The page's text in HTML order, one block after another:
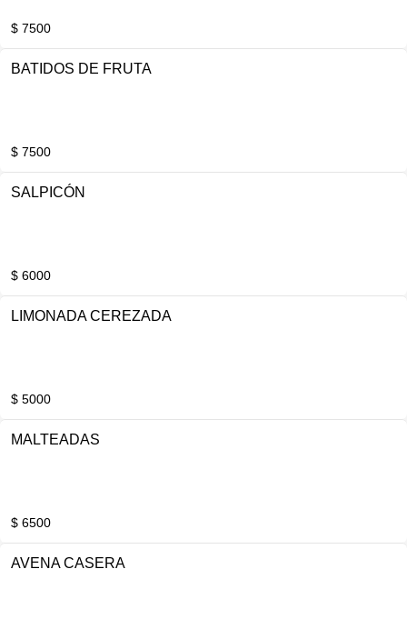
$ 7500
BATIDOS DE FRUTA
$ 7500
SALPICÓN
$ 6000
LIMONADA CEREZADA
$ 5000
MALTEADAS
$ 6500
AVENA CASERA